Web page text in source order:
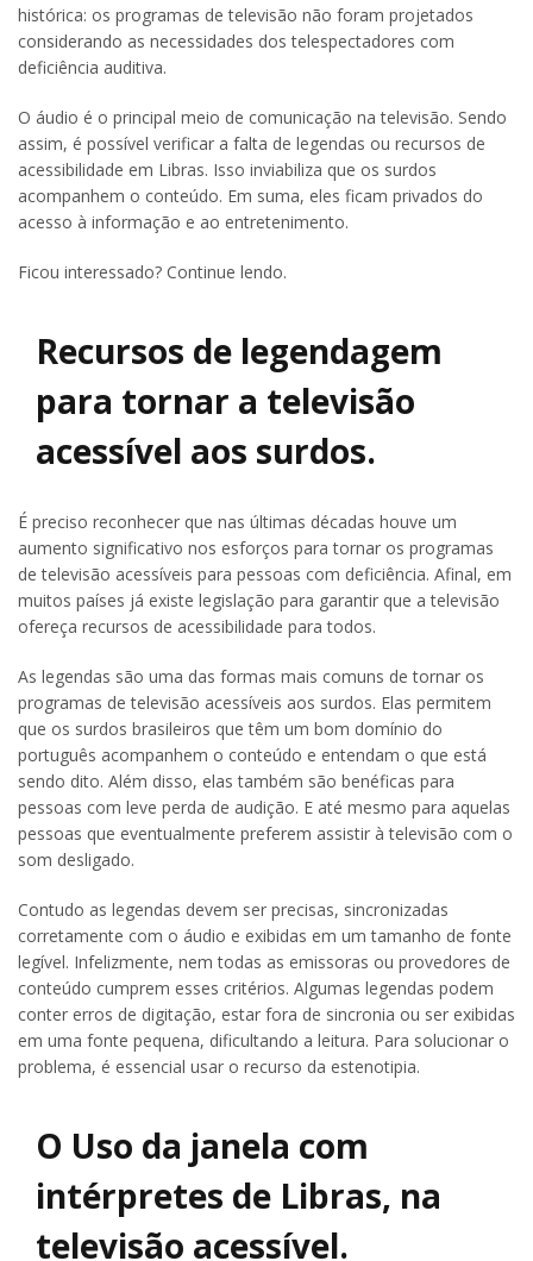
histórica: os programas de televisão não foram projetados
considerando as necessidades dos telespectadores com
deficiência auditiva.
O áudio é o principal meio de comunicação na televisão. Sendo
assim, é possível verificar a falta de legendas ou recursos de
acessibilidade em Libras. Isso inviabiliza que os surdos
acompanhem o conteúdo. Em suma, eles ficam privados do
acesso à informação e ao entretenimento.
Ficou interessado? Continue lendo.
Recursos de legendagem
para tornar a televisão
acessível aos surdos.
É preciso reconhecer que nas últimas décadas houve um
aumento significativo nos esforços para tornar os programas
de televisão acessíveis para pessoas com deficiência. Afinal, em
muitos países já existe legislação para garantir que a televisão
ofereça recursos de acessibilidade para todos.
As legendas são uma das formas mais comuns de tornar os
programas de televisão acessíveis aos surdos. Elas permitem
que os surdos brasileiros que têm um bom domínio do
português acompanhem o conteúdo e entendam o que está
sendo dito. Além disso, elas também são benéficas para
pessoas com leve perda de audição. E até mesmo para aquelas
pessoas que eventualmente preferem assistir à televisão com o
som desligado.
Contudo as legendas devem ser precisas, sincronizadas
corretamente com o áudio e exibidas em um tamanho de fonte
legível. Infelizmente, nem todas as emissoras ou provedores de
conteúdo cumprem esses critérios. Algumas legendas podem
conter erros de digitação, estar fora de sincronia ou ser exibidas
em uma fonte pequena, dificultando a leitura. Para solucionar o
problema, é essencial usar o recurso da estenotipia.
O Uso da janela com
intérpretes de Libras, na
televisão acessível.